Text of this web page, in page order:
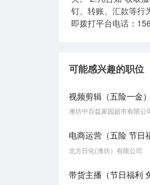
钉、转账、汇款等行
即拨打平台电话：
可能感兴趣的职位
视频剪辑（五险一金）
潍坊中百益家园超市有限公
电商运营（五险 节日
北方日化(潍坊）有限公司
带货主播（节日福利